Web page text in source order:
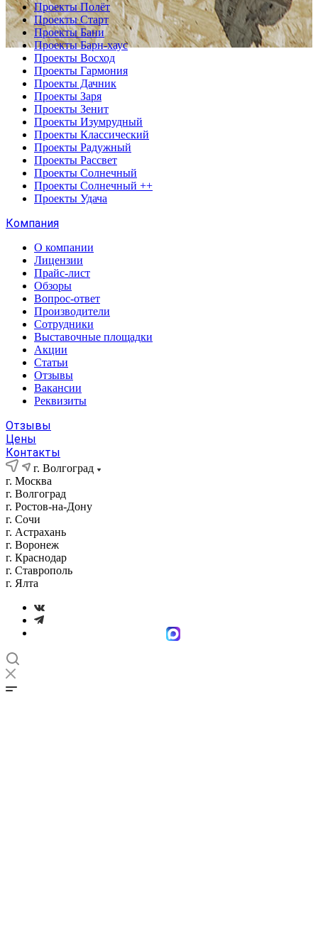
Проекты Полёт
Проекты Старт
Проекты Бани
Проекты Барн-хаус
Проекты Восход
Проекты Гармония
Проекты Дачник
Проекты Заря
Проекты Зенит
Проекты Изумрудный
Проекты Классический
Проекты Радужный
Проекты Рассвет
Проекты Солнечный
Проекты Солнечный ++
Проекты Удача
Компания
О компании
Лицензии
Прайс-лист
Обзоры
Вопрос-ответ
Производители
Сотрудники
Выставочные площадки
Акции
Статьи
Отзывы
Вакансии
Реквизиты
Отзывы
Цены
Контакты
г. Волгоград
г. Москва
г. Волгоград
г. Ростов-на-Дону
г. Сочи
г. Астрахань
г. Воронеж
г. Краснодар
г. Ставрополь
г. Ялта